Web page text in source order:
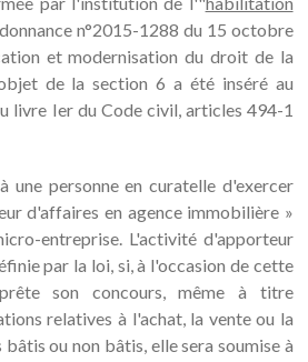
n°2015-1288 du 15 octobre
et modernisation du droit de la
de la section 6 a été inséré au
livre Ier du Code civil, articles 494-1
une personne en curatelle d'exercer
d'affaires en agence immobilière »
entreprise. L'activité d'apporteur
par la loi, si, à l'occasion de cette
son concours, même à titre
relatives à l'achat, la vente ou la
ou non bâtis, elle sera soumise à